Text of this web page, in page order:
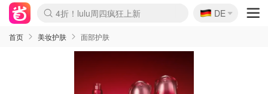
Boticinal 夏促开抢！
4折！lulu周四疯狂上新
还没结束！&OtherStories大促
Joybuy变相75折 随时失效
速领！Stanley独家85折
疑似霸哥！Camper额外叠85折
Zalando 奥莱闪促！每日更新
Moncler反季囤！5折起+叠9折
Coach Brooklyn仅€192
🇩🇪
DE
首页 美妆护肤 面部护肤